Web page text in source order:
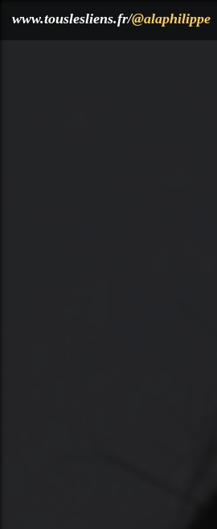
www.touslesliens.fr/@alaphilippe